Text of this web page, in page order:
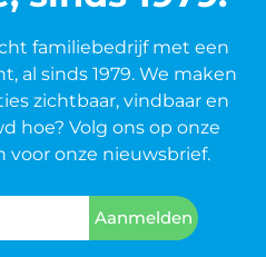
familiebedrijf met een
al sinds 1979. We maken
zichtbaar, vindbaar en
hoe? Volg ons op onze
voor onze nieuwsbrief.
Aanmelden